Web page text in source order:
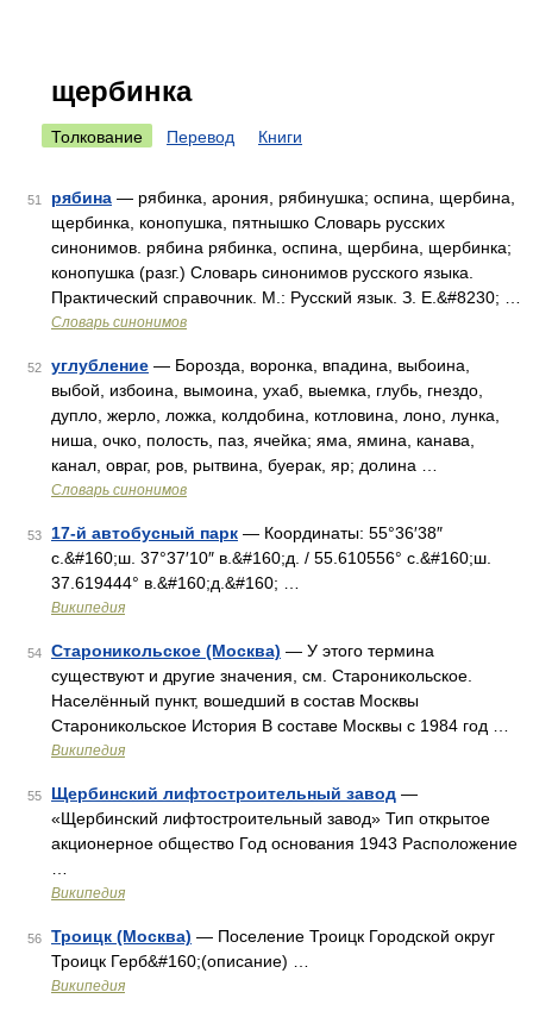
щербинка
Толкование Перевод Книги
51 рябина — рябинка, арония, рябинушка; оспина, щербина,
щербинка, конопушка, пятнышко Словарь русских
синонимов. рябина рябинка, оспина, щербина, щербинка;
конопушка (разг.) Словарь синонимов русского языка.
Практический справочник. М.: Русский язык. З. Е.&#8230; …
Словарь синонимов
52 углубление — Борозда, воронка, впадина, выбоина,
выбой, избоина, вымоина, ухаб, выемка, глубь, гнездо,
дупло, жерло, ложка, колдобина, котловина, лоно, лунка,
ниша, очко, полость, паз, ячейка; яма, ямина, канава,
канал, овраг, ров, рытвина, буерак, яр; долина …
Словарь синонимов
53 17-й автобусный парк — Координаты: 55°36′38″
с.&#160;ш. 37°37′10″ в.&#160;д. / 55.610556° с.&#160;ш.
37.619444° в.&#160;д.&#160; …
Википедия
54 Староникольское (Москва) — У этого термина
существуют и другие значения, см. Староникольское.
Населённый пункт, вошедший в состав Москвы
Староникольское История В составе Москвы с 1984 год …
Википедия
55 Щербинский лифтостроительный завод —
«Щербинский лифтостроительный завод» Тип открытое
акционерное общество Год основания 1943 Расположение
Википедия
56 Троицк (Москва) — Поселение Троицк Городской округ
Троицк Герб&#160;(описание) …
Википедия